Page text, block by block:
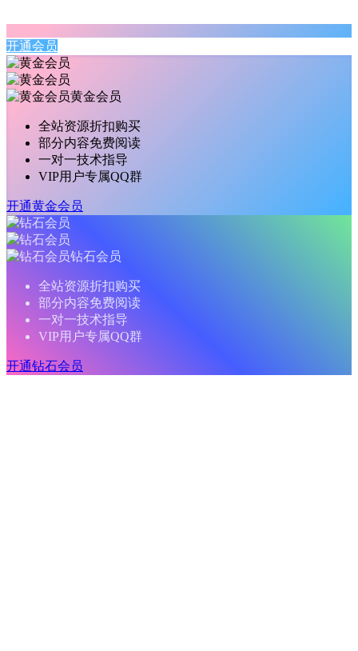
开通会员
黄金会员
全站资源折扣购买
部分内容免费阅读
一对一技术指导
VIP用户专属QQ群
开通黄金会员
钻石会员
全站资源折扣购买
部分内容免费阅读
一对一技术指导
VIP用户专属QQ群
开通钻石会员